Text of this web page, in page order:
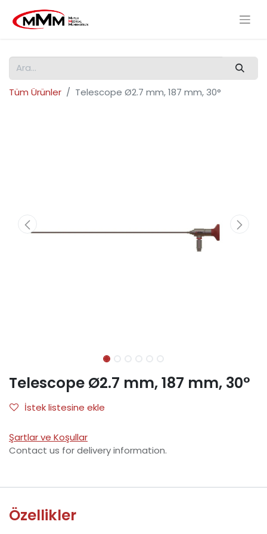
Tüm Ürünler Telescope Ø2.7 mm, 187 mm, 30°
Telescope Ø2.7 mm, 187 mm, 30°
İstek listesine ekle
Şartlar ve Koşullar
Contact us for delivery information.
Özellikler